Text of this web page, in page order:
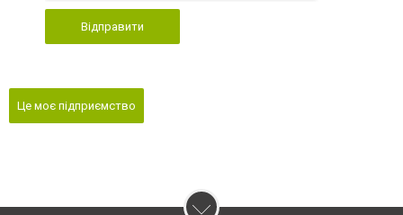
Відправити
Це моє підприємство